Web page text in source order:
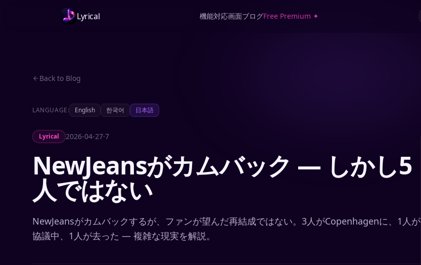
Lyrical 機能対応画面ブログFree Premium ✦
Back to Blog
LANGUAGE: English 한국어 日本語
Lyrical 2026-04-27·7
NewJeansがカムバック — しかし5
人ではない
NewJeansがカムバックするが、ファンが望んだ再結成ではない。3人がCopenhagenに、1人が
協議中、1人が去った — 複雑な現実を解説。